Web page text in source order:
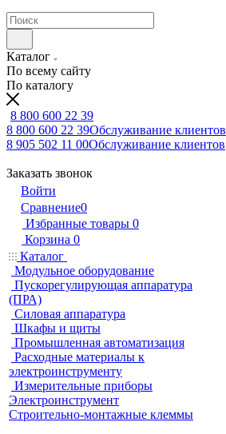
Каталог
По всему сайту
По каталогу
8 800 600 22 39
8 800 600 22 39Обслуживание клиентов
8 905 502 11 00Обслуживание клиентов
Заказать звонок
Войти
Сравнение0
Избранные товары 0
Корзина 0
Каталог
Модульное оборудование
Пускорегулирующая аппаратура
(ПРА)
Силовая аппаратура
Шкафы и щиты
Промышленная автоматизация
Расходные материалы к
электроинструменту
Измерительные приборы
Электроинструмент
Строительно-монтажные клеммы